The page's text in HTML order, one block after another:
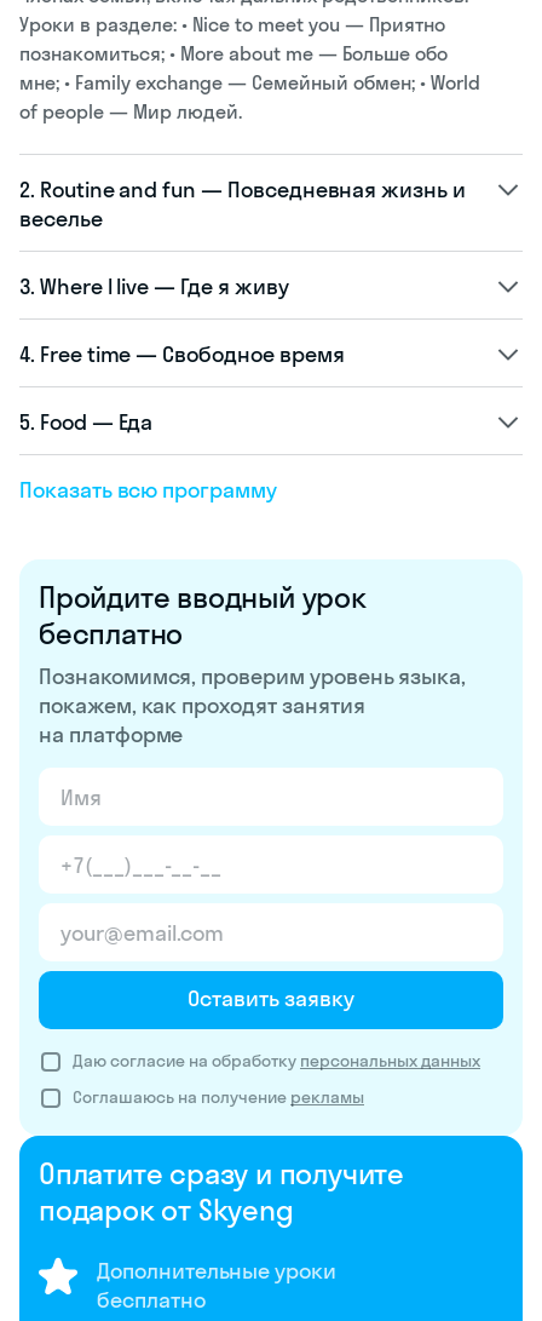
Уроки в разделе: • Nice to meet you — Приятно
познакомиться; • More about me — Больше обо
мне; • Family exchange — Семейный обмен; • World
of people — Мир людей.
2. Routine and fun — Повседневная жизнь и
веселье
3. Where I live — Где я живу
4. Free time — Свободное время
5. Food — Еда
Показать всю программу
Пройдите вводный урок
бесплатно
Познакомимся, проверим уровень языка,
покажем, как проходят занятия
на платформе
Оставить заявку
Даю согласие на обработку персональных данных
Соглашаюсь на получение рекламы
Оплатите сразу и получите
подарок от Skyeng
Дополнительные уроки
бесплатно